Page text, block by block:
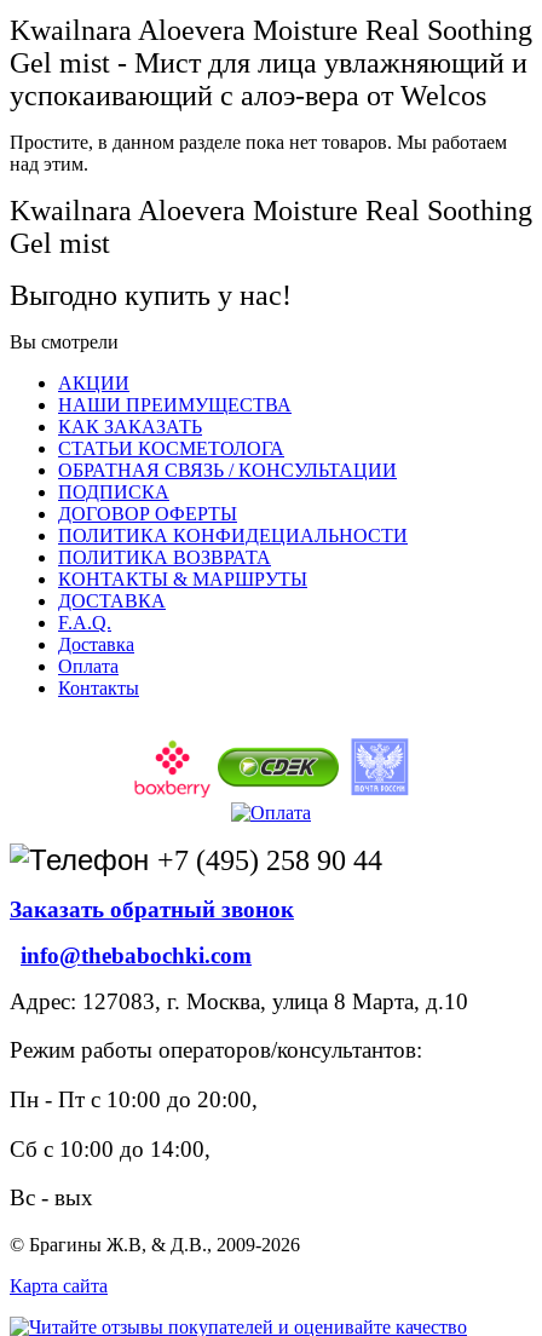
Kwailnara Aloevera Moisture Real Soothing
Gel mist - Мист для лица увлажняющий и
успокаивающий с алоэ-вера от Welcos
Простите, в данном разделе пока нет товаров. Мы работаем
над этим.
Kwailnara Aloevera Moisture Real Soothing
Gel mist
Выгодно купить у нас!
Вы смотрели
АКЦИИ
НАШИ ПРЕИМУЩЕСТВА
КАК ЗАКАЗАТЬ
СТАТЬИ КОСМЕТОЛОГА
ОБРАТНАЯ СВЯЗЬ / КОНСУЛЬТАЦИИ
ПОДПИСКА
ДОГОВОР ОФЕРТЫ
ПОЛИТИКА КОНФИДЕЦИАЛЬНОСТИ
ПОЛИТИКА ВОЗВРАТА
КОНТАКТЫ & МАРШРУТЫ
ДОСТАВКА
F.A.Q.
Доставка
Оплата
Контакты
+7 (495) 258 90 44
Заказать обратный звонок
info@thebabochki.com
Адрес: 127083, г. Москва, улица 8 Марта, д.10
Режим работы операторов/консультантов:
Пн - Пт с 10:00 до 20:00,
Сб с 10:00 до 14:00,
Вс - вых
© Брагины Ж.В, & Д.В., 2009-2026
Карта сайта